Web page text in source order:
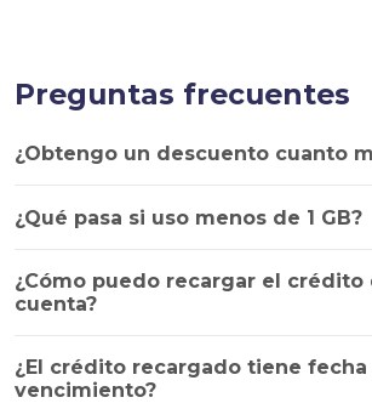
Preguntas frecuentes
¿Obtengo un descuento cuanto
¿Qué pasa si uso menos de 1 GB?
¿Cómo puedo recargar el crédito
cuenta?
¿El crédito recargado tiene fecha
vencimiento?